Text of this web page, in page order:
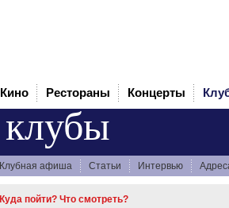
Кино Рестораны Концерты
клубы
Клубная афиша Статьи Интервью
Куда пойти? Что смотреть?